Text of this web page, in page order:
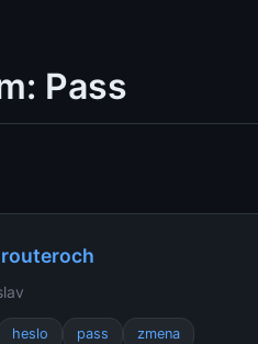
Pass
routeroch
heslo pass zmena